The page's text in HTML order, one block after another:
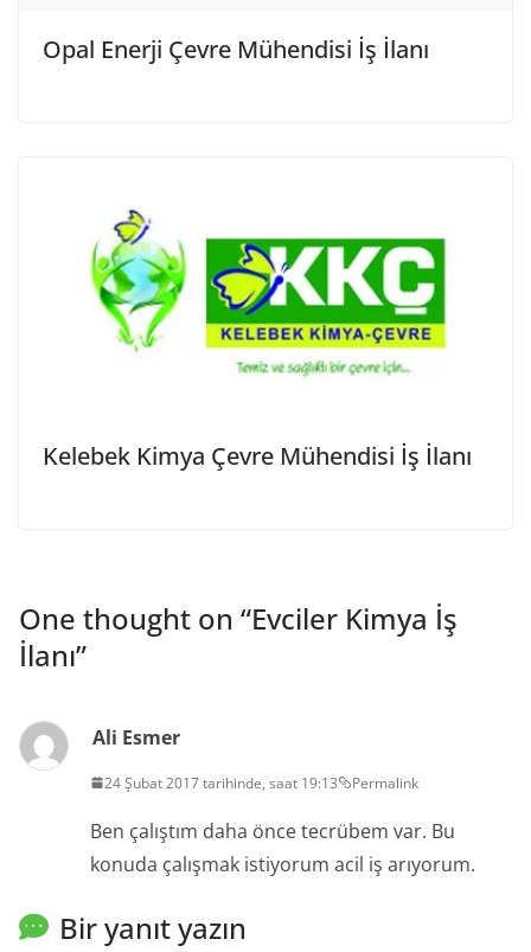
Opal Enerji Çevre Mühendisi İş İlanı
Kelebek Kimya Çevre Mühendisi İş İlanı
One thought on “Evciler Kimya İş
İlanı”
Ali Esmer
24 Şubat 2017 tarihinde, saat 19:13 Permalink
Ben çalıştım daha önce tecrübem var. Bu
konuda çalışmak istiyorum acil iş arıyorum.
Bir yanıt yazın